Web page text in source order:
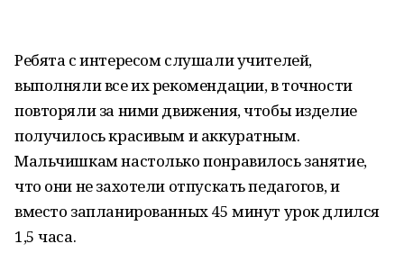
Ребята с интересом слушали учителей,
выполняли все их рекомендации, в точности
повторяли за ними движения, чтобы изделие
получилось красивым и аккуратным.
Мальчишкам настолько понравилось занятие,
что они не захотели отпускать педагогов, и
вместо запланированных 45 минут урок длился
1,5 часа.